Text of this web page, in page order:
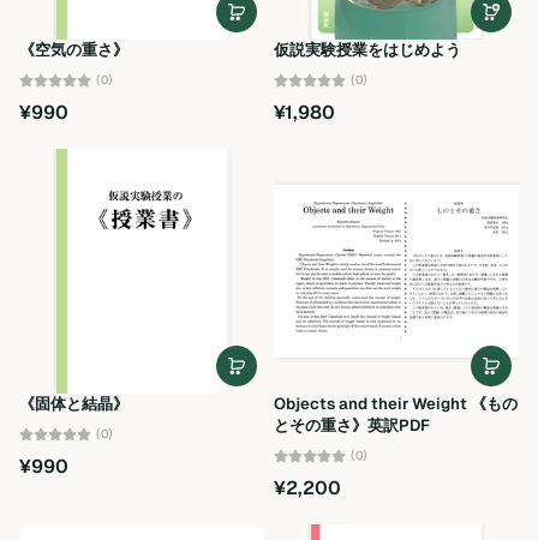
《空気の重さ》
(0)
¥990
仮説実験授業をはじめよう
(0)
¥1,980
《固体と結晶》
(0)
¥990
Objects and their Weight 《もの
とその重さ》英訳PDF
(0)
¥2,200